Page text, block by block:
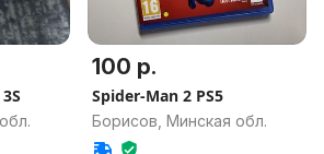
100 р.
Spider-Man 2 PS5
Борисов, Минская обл.